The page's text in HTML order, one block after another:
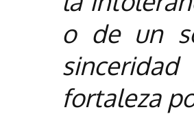
o de un
fortaleza